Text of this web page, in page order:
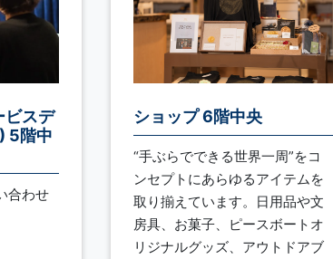
ビスデ
5階中
合わせ
ショップ 6階中央
“手ぶらでできる世界一周”をコ
ンセプトにあらゆるアイテムを
取り揃えています。日用品や文
房具、お菓子、ピースボートオ
リジナルグッズ、アウトドアブ